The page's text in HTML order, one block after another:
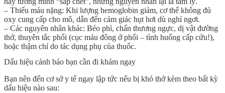
– Thiếu máu nặng: Khi lượng hemoglobin giảm, cơ thể không đủ
oxy cung cấp cho mô, dẫn đến cảm giác hụt hơi dù nghỉ ngơi.
– Các nguyên nhân khác: Béo phì, chấn thương ngực, dị vật đường
thở, thuyên tắc phổi (cục máu đông ở phổi – tình huống cấp cứu!),
hoặc thậm chí do tác dụng phụ của thuốc.
Dấu hiệu cảnh báo bạn cần đi khám ngay
Bạn nên đến cơ sở y tế ngay lập tức nếu bị khó thởkèm theo bất kỳ
dấu hiệu nào sau: